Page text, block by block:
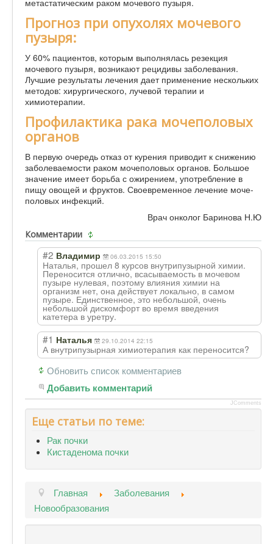
Прогноз при опухолях мочевого
пузыря:
У 60% пациентов, которым выполнялась резекция
мочевого пузыря, возникают рецидивы заболевания.
Лучшие результаты лечения дает применение нескольких
методов: хирургического, лучевой терапии и
химиотерапии.
Профилактика рака мочеполовых
органов
В первую очередь отказ от курения приводит к снижению
заболеваемости раком мочеполовых органов. Большое
значение имеет борьба с ожирением, употребление в
пищу овощей и фруктов. Своевременное лечение моче-
половых инфекций.
Врач онколог Баринова Н.Ю
Комментарии
#2 Владимир 06.03.2015 15:50
Наталья, прошел 8 курсов внутрипузырной химии.
Переносится отлично, всасываемость в мочевом
пузыре нулевая, поэтому влияния химии на
организм нет, она действует локально, в самом
пузыре. Единственное, это небольшой, очень
небольшой дискомфорт во время введения
катетера в уретру.
#1 Наталья 29.10.2014 22:15
А внутрипузырная химиотерапия как переносится?
Обновить список комментариев
Добавить комментарий
JComments
Еще статьи по теме:
Рак почки
Кистаденома почки
Главная
Заболевания
Новообразования